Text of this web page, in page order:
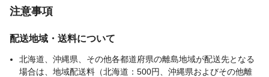
注意事項
配送地域・送料について
北海道、沖縄県、その他各都道府県の離島地域が配送先となる
場合は、地域配送料（北海道：500円、沖縄県およびその他離